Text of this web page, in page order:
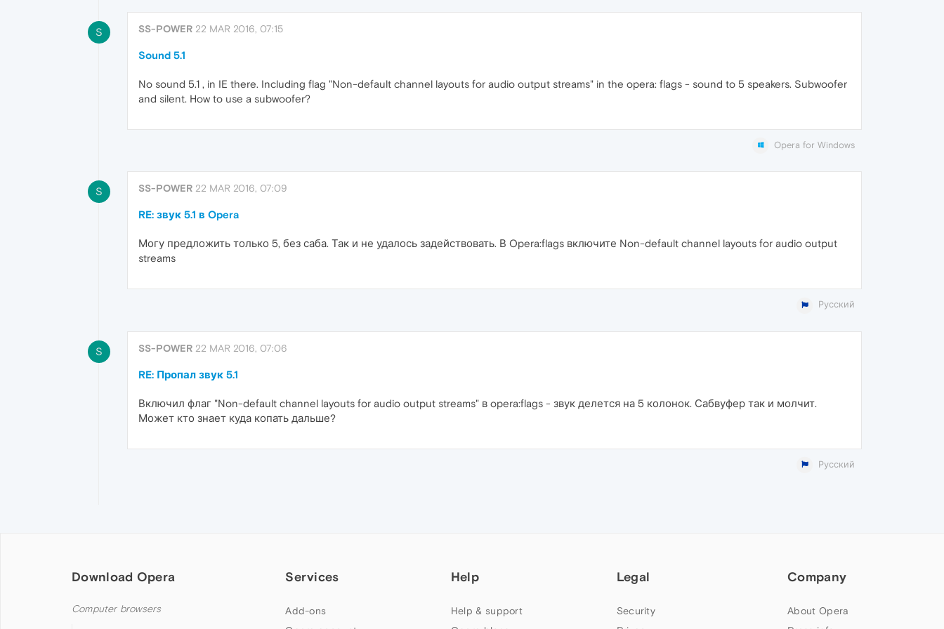
S SS-POWER 22 MAR 2016, 07:15
Sound 5.1
No sound 5.1 , in IE there. Including flag "Non-default channel layouts for audio output streams" in the opera: flags - sound to 5 speakers. Subwoofer
and silent. How to use a subwoofer?
Opera for Windows
S SS-POWER 22 MAR 2016, 07:09
RE: звук 5.1 в Opera
Могу предложить только 5, без саба. Так и не удалось задействовать. В Opera:flags включите Non-default channel layouts for audio output
streams
Русский
S SS-POWER 22 MAR 2016, 07:06
RE: Пропал звук 5.1
Включил флаг "Non-default channel layouts for audio output streams" в opera:flags - звук делется на 5 колонок. Сабвуфер так и молчит.
Может кто знает куда копать дальше?
Русский
Download Opera
Computer browsers
Services
Add-ons
Help
Help & support
Legal
Security
Company
About Opera